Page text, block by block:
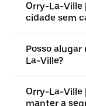
Orry-La-Ville
cidade sem
Posso
La-Ville?
Orry-La-Ville
manter a